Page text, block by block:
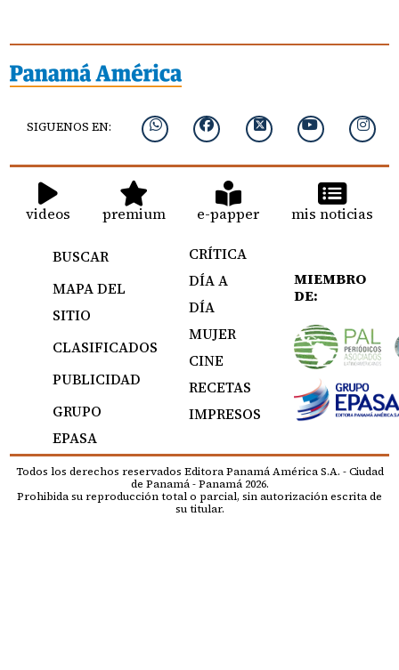
SIGUENOS EN:
videos premium e-papper mis noticias
BUSCAR
MAPA DEL
SITIO
CLASIFICADOS
PUBLICIDAD
GRUPO
EPASA
CRÍTICA
DÍA A
DÍA
MUJER
CINE
RECETAS
IMPRESOS
MIEMBRO
DE:
Todos los derechos reservados Editora Panamá América S.A. - Ciudad
de Panamá - Panamá 2026.
Prohibida su reproducción total o parcial, sin autorización escrita de
su titular.